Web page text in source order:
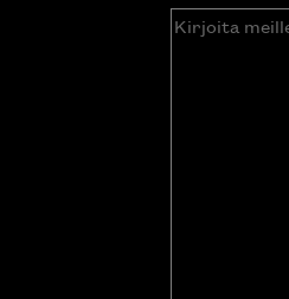
Kirjoita